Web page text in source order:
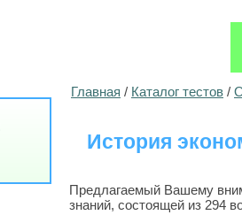
Главная / Каталог тестов /
История
Предлагаемый Вашему
знаний, состоящей из 294